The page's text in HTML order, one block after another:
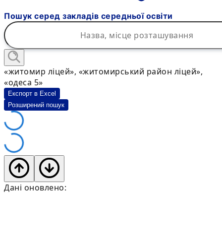
Пошук серед закладів середньої освіти
«житомир ліцей», «житомирський район ліцей»,
«одеса 5»
Експорт в Excel
Розширений пошук
Дані оновлено: